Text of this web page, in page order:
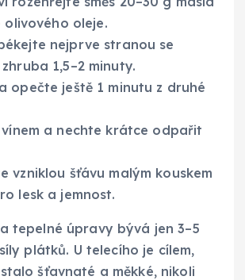
olivového oleje.
nejprve stranou se
1,5–2 minuty.
opečte ještě 1 minutu z druhé
a nechte krátce odpařit
vzniklou šťávu malým kouskem
lesk a jemnost.
tepelné úpravy bývá jen 3–5
plátků. U telecího je cílem,
šťavnaté a měkké, nikoli